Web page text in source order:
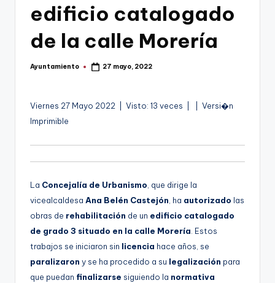
edificio catalogado
de la calle Morería
Publicado
Ayuntamiento 27 mayo, 2022
Viernes 27 Mayo 2022 | Visto: 13 veces |
| Versi�n
Imprimible
La Concejalía de Urbanismo, que dirige la
vicealcaldesa Ana Belén Castejón, ha autorizado las
obras de rehabilitación de un edificio catalogado
de grado 3 situado en la calle Morería. Estos
trabajos se iniciaron sin licencia hace años, se
paralizaron y se ha procedido a su legalización para
que puedan finalizarse siguiendo la normativa